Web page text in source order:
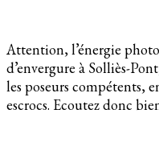
Attention, l’énergie
d’envergure à Solliès-
les poseurs compétents,
escrocs. Ecoutez donc